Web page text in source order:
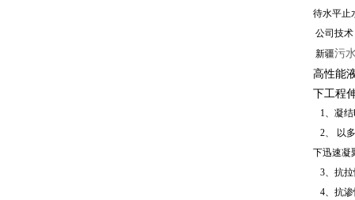
待水平止
公司技
新疆污
高性能
下工程
1、凝结
2、 以
下迅速凝
3、抗拉
4、 抗